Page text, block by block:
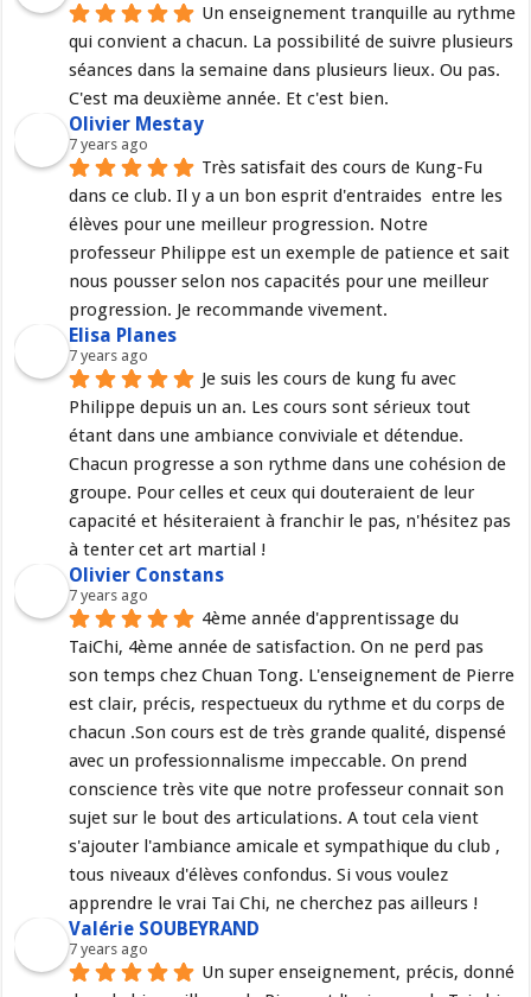
Un enseignement tranquille au rythme
qui convient a chacun. La possibilité de suivre plusieurs
séances dans la semaine dans plusieurs lieux. Ou pas.
C'est ma deuxième année. Et c'est bien.
Olivier Mestay
7 years ago
Très satisfait des cours de Kung-Fu
dans ce club. Il y a un bon esprit d'entraides  entre les
élèves pour une meilleur progression. Notre
professeur Philippe est un exemple de patience et sait
nous pousser selon nos capacités pour une meilleur
progression. Je recommande vivement.
Elisa Planes
7 years ago
Je suis les cours de kung fu avec
Philippe depuis un an. Les cours sont sérieux tout
étant dans une ambiance conviviale et détendue.
Chacun progresse a son rythme dans une cohésion de
groupe. Pour celles et ceux qui douteraient de leur
capacité et hésiteraient à franchir le pas, n'hésitez pas
à tenter cet art martial !
Olivier Constans
7 years ago
4ème année d'apprentissage du
TaiChi, 4ème année de satisfaction. On ne perd pas
son temps chez Chuan Tong. L'enseignement de Pierre
est clair, précis, respectueux du rythme et du corps de
chacun .Son cours est de très grande qualité, dispensé
avec un professionnalisme impeccable. On prend
conscience très vite que notre professeur connait son
sujet sur le bout des articulations. A tout cela vient
s'ajouter l'ambiance amicale et sympathique du club ,
tous niveaux d'élèves confondus. Si vous voulez
apprendre le vrai Tai Chi, ne cherchez pas ailleurs !
Valérie SOUBEYRAND
7 years ago
Un super enseignement, précis, donné